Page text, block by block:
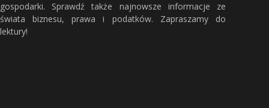
gospodarki. Sprawdź także najnowsze informacje ze
świata biznesu, prawa i podatków. Zapraszamy do
lektury!